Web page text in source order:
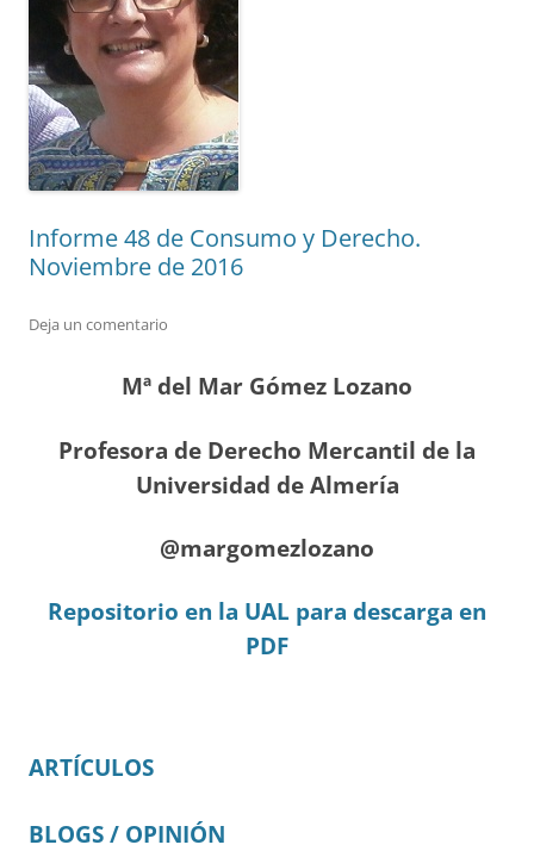
Informe 48 de Consumo y Derecho.
Noviembre de 2016
Deja un comentario
Mª del Mar Gómez Lozano
Profesora de Derecho Mercantil de la
Universidad de Almería
@margomezlozano
Repositorio en la UAL para descarga en
PDF
ARTÍCULOS
BLOGS / OPINIÓN